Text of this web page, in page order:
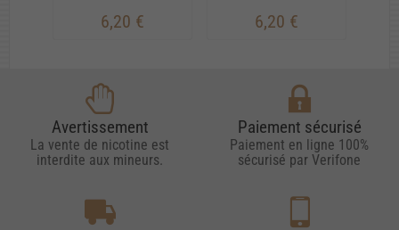
6,20 € 6,20 €
Avertissement
La vente de nicotine est
interdite aux mineurs.
Paiement sécurisé
Paiement en ligne 100%
sécurisé par Verifone